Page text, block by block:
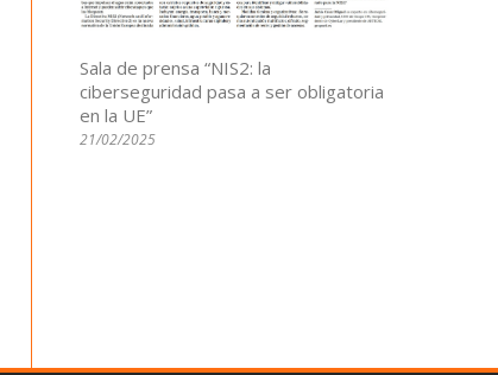
Sala de prensa “NIS2: la
ciberseguridad pasa a ser obligatoria
en la UE”
21/02/2025